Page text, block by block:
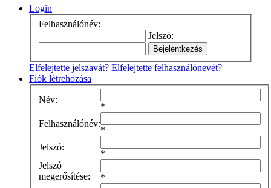
Login
Felhasználónév:
Jelszó:
Elfelejtette jelszavát? Elfelejtette felhasználónevét?
Fiók létrehozása
Név:
*
Felhasználónév:
*
Jelszó:
*
Jelszó
megerősítése:
*